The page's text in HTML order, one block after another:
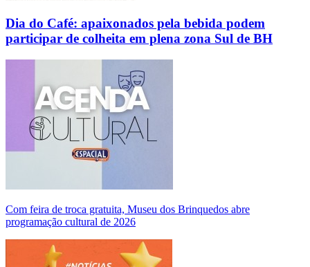
Dia do Café: apaixonados pela bebida podem
participar de colheita em plena zona Sul de BH
Com feira de troca gratuita, Museu dos Brinquedos abre
programação cultural de 2026